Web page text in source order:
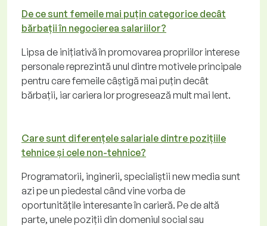
De ce sunt femeile mai puțin categorice decât
bărbații în negocierea salariilor?
Lipsa de inițiativă în promovarea propriilor interese
personale reprezintă unul dintre motivele principale
pentru care femeile câștigă mai puțin decât
bărbații, iar cariera lor progresează mult mai lent.
Care sunt diferențele salariale dintre pozițiile
tehnice și cele non-tehnice?
Programatorii, inginerii, specialiștii new media sunt
azi pe un piedestal când vine vorba de
oportunitățile interesante în carieră. Pe de altă
parte, unele poziții din domeniul social sau